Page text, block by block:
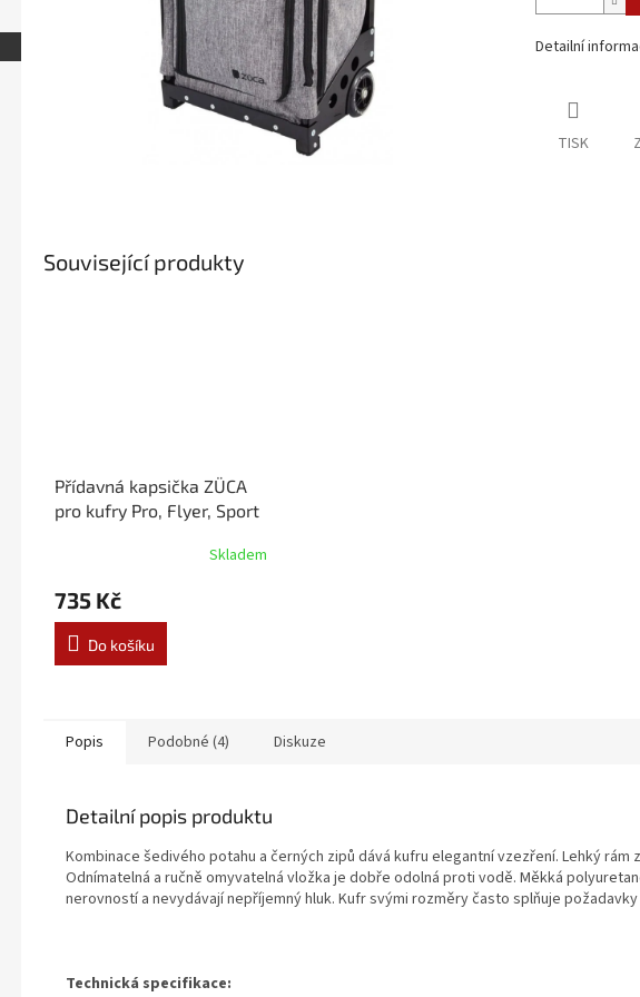
Detailní
TISK
Související produkty
Přídavná kapsička ZÜCA
pro kufry Pro, Flyer, Sport
Skladem
735 Kč
Do košíku
Popis Podobné (4) Diskuze
Detailní popis produktu
Kombinace šedivého potahu a černých zipů dává kufru elegantní vzezření. Lehký rám
Odnímatelná a ručně omyvatelná vložka je dobře odolná proti vodě. Měkká
nerovností a nevydávají nepříjemný hluk. Kufr svými rozměry často splňuje
Technická specifikace: